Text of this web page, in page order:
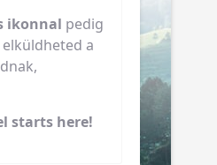
ikonnal pedig
a
starts here!